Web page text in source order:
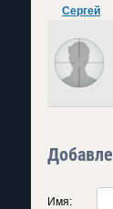
Сергей
Имя: